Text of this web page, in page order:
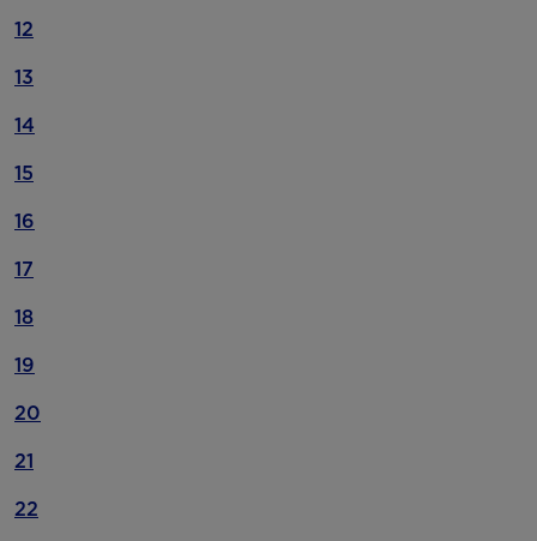
12
13
14
15
16
17
18
19
20
21
22